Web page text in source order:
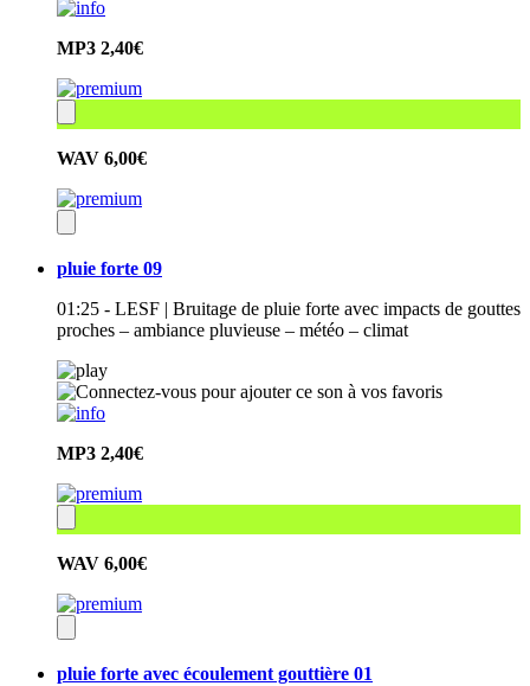
MP3 2,40€
WAV 6,00€
pluie forte 09
01:25 - LESF | Bruitage de pluie forte avec impacts de gouttes
proches – ambiance pluvieuse – météo – climat
MP3 2,40€
WAV 6,00€
pluie forte avec écoulement gouttière 01